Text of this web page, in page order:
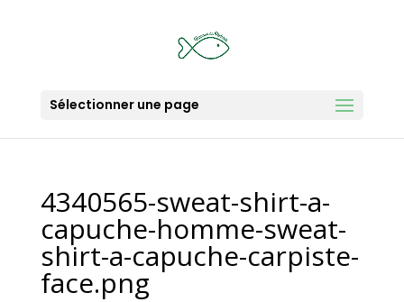
Sélectionner une page
4340565-sweat-shirt-a-
capuche-homme-sweat-
shirt-a-capuche-carpiste-
face.png